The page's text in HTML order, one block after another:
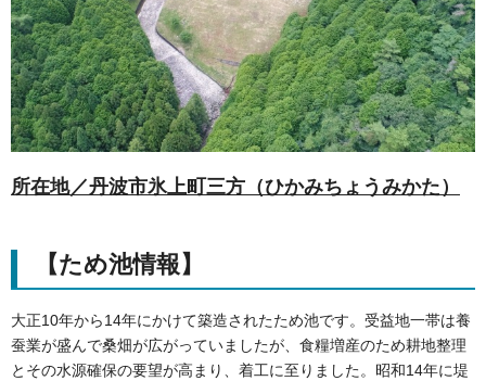
所在地／丹波市氷上町三方（ひかみちょうみかた）
【ため池情報】
大正10年から14年にかけて築造されたため池です。受益地一帯は養
蚕業が盛んで桑畑が広がっていましたが、食糧増産のため耕地整理
とその水源確保の要望が高まり、着工に至りました。昭和14年に堤